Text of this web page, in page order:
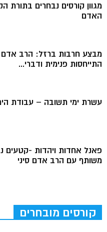
מגוון קורסים נבחרים בתורת
האדם
מבצע חרבות ברזל: הרב אדם
התייחסות פנימית ודברי...
עשרת ימי תשובה – עבודת
פאנל אחדות ויהדות -קטעים
משותף עם הרב אדם סיני
קורסים מובחרים